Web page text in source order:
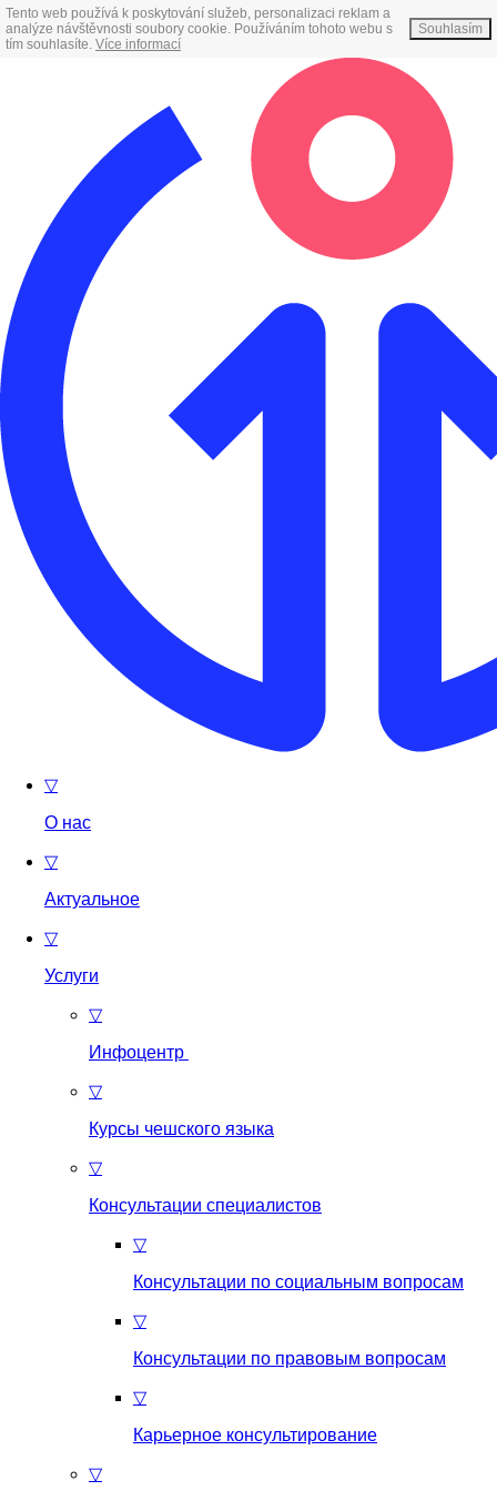
Tento web používá k poskytování služeb, personalizaci reklam a
analýze návštěvnosti soubory cookie. Používáním tohoto webu s
tím souhlasíte. Více informací
Souhlasím
▽
О нас
▽
Актуальное
▽
Услуги
▽
Инфоцентр
▽
Курсы чешского языка
▽
Консультации специалистов
▽
Консультации по социальным вопросам
▽
Консультации по правовым вопросам
▽
Карьерное консультирование
▽